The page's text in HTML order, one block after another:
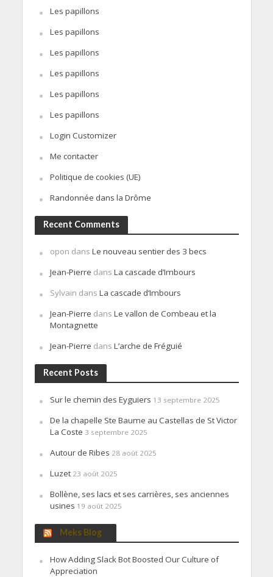
Les papillons
Les papillons
Les papillons
Les papillons
Les papillons
Les papillons
Login Customizer
Me contacter
Politique de cookies (UE)
Randonnée dans la Drôme
Recent Comments
opon dans Le nouveau sentier des 3 becs
Jean-Pierre dans La cascade d’Imbours
Sylvain dans La cascade d’Imbours
Jean-Pierre dans Le vallon de Combeau et la
Montagnette
Jean-Pierre dans L’arche de Fréguié
Recent Posts
Sur le chemin des Eyguiers 13 septembre 2025
De la chapelle Ste Baume au Castellas de St Victor
La Coste 3 septembre 2025
Autour de Ribes 28 août 2025
Luzet 23 août 2025
Bollène, ses lacs et ses carrières, ses anciennes
usines 19 août 2025
Meks Blog
How Adding Slack Bot Boosted Our Culture of
Appreciation